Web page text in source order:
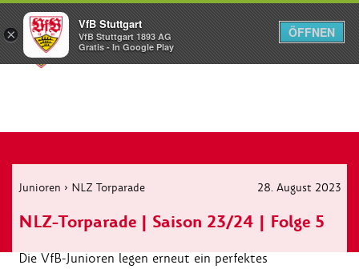
Menü
Junioren › NLZ Torparade 28. August 2023
NLZ-Torparade | Saison 23/24 | Folge 5
Die VfB-Junioren legen erneut ein perfektes
×
VfB Stuttgart
VfB Stuttgart 1893 AG
Gratis - In Google Play
ÖFFNEN